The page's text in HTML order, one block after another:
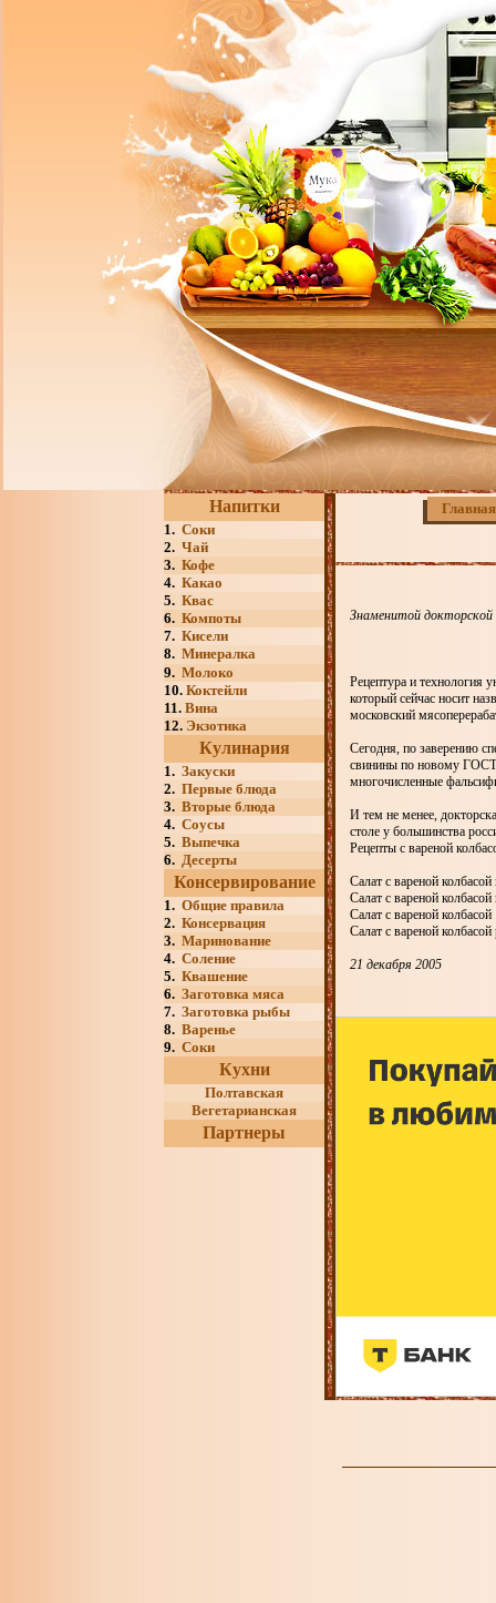
Напитки
1. Соки
2. Чай
3. Кофе
4. Какао
5. Квас
6. Компоты
7. Кисели
8. Минералка
9. Молоко
10. Коктейли
11. Вина
12. Экзотика
Кулинария
1. Закуски
2. Первые блюда
3. Вторые блюда
4. Соусы
5. Выпечка
6. Десерты
Консервирование
1. Общие правила
2. Консервация
3. Маринование
4. Соление
5. Квашение
6. Заготовка мяса
7. Заготовка рыбы
8. Варенье
9. Соки
Кухни
Полтавская
Вегетарианская
Партнеры
Главная
Знаменитой докторской
Рецептура и технология
который сейчас носит
московский
Сегодня, по заверению
свинины по новому
многочисленные
И тем не менее,
столе у большинства
Рецепты с вареной
Салат с вареной
Салат с вареной
Салат с вареной колбасой
Салат с вареной
21 декабря 2005